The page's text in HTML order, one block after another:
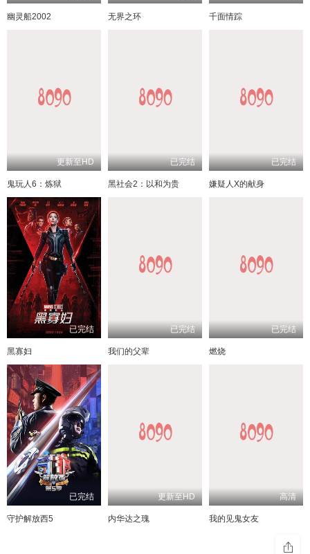
幽灵船2002 无界之环 千面情踪
更新至HD
鬼玩人6：炼狱
已完结
黑社会2：以和为贵
已完结
嫌疑人X的献身
已完结
黑寡妇
已完结
我们的父辈
已完结
燃烧
已完结
守护解放西5
更新至HD
内华达之瑰
高清
我的见鬼女友